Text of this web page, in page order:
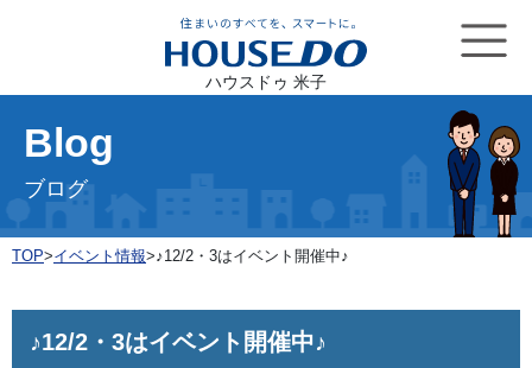
ハウスドゥ 米子
Blog
ブログ
TOP>イベント情報>♪12/2・3はイベント開催中♪
♪12/2・3はイベント開催中♪